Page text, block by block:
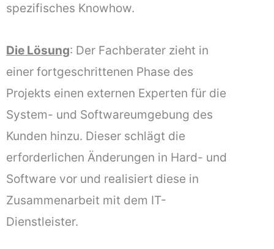
spezifisches Knowhow.
Die Lösung: Der Fachberater zieht in
einer fortgeschrittenen Phase des
Projekts einen externen Experten für die
System- und Softwareumgebung des
Kunden hinzu. Dieser schlägt die
erforderlichen Änderungen in Hard- und
Software vor und realisiert diese in
Zusammenarbeit mit dem IT-
Dienstleister.